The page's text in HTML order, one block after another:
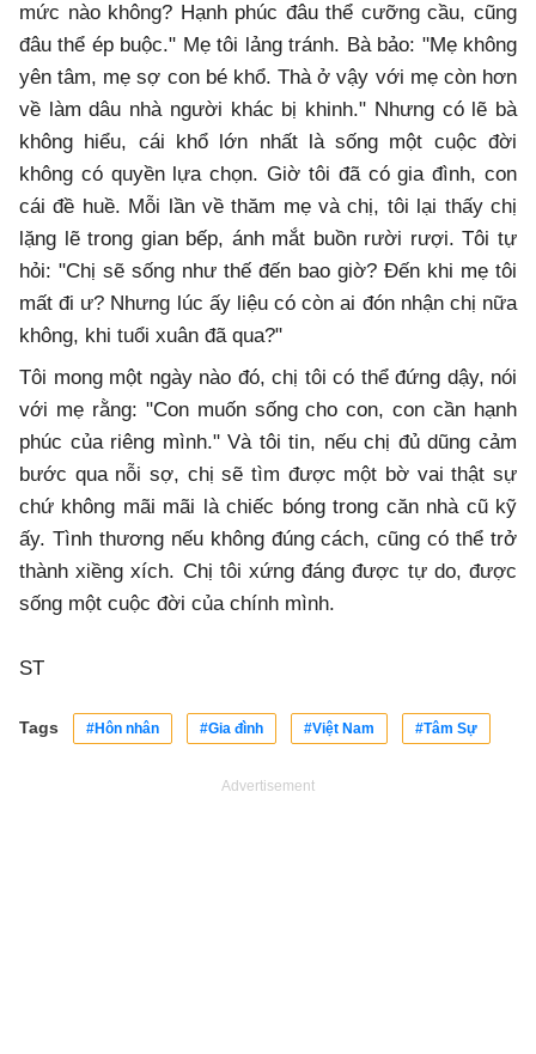
mức nào không? Hạnh phúc đâu thể cưỡng cầu, cũng
đâu thể ép buộc." Mẹ tôi lảng tránh. Bà bảo: "Mẹ không
yên tâm, mẹ sợ con bé khổ. Thà ở vậy với mẹ còn hơn
về làm dâu nhà người khác bị khinh." Nhưng có lẽ bà
không hiểu, cái khổ lớn nhất là sống một cuộc đời
không có quyền lựa chọn. Giờ tôi đã có gia đình, con
cái đề huề. Mỗi lần về thăm mẹ và chị, tôi lại thấy chị
lặng lẽ trong gian bếp, ánh mắt buồn rười rượi. Tôi tự
hỏi: "Chị sẽ sống như thế đến bao giờ? Đến khi mẹ tôi
mất đi ư? Nhưng lúc ấy liệu có còn ai đón nhận chị nữa
không, khi tuổi xuân đã qua?"
Tôi mong một ngày nào đó, chị tôi có thể đứng dậy, nói
với mẹ rằng: "Con muốn sống cho con, con cần hạnh
phúc của riêng mình." Và tôi tin, nếu chị đủ dũng cảm
bước qua nỗi sợ, chị sẽ tìm được một bờ vai thật sự
chứ không mãi mãi là chiếc bóng trong căn nhà cũ kỹ
ấy. Tình thương nếu không đúng cách, cũng có thể trở
thành xiềng xích. Chị tôi xứng đáng được tự do, được
sống một cuộc đời của chính mình.
ST
Tags #Hôn nhân #Gia đình #Việt Nam #Tâm Sự
Advertisement